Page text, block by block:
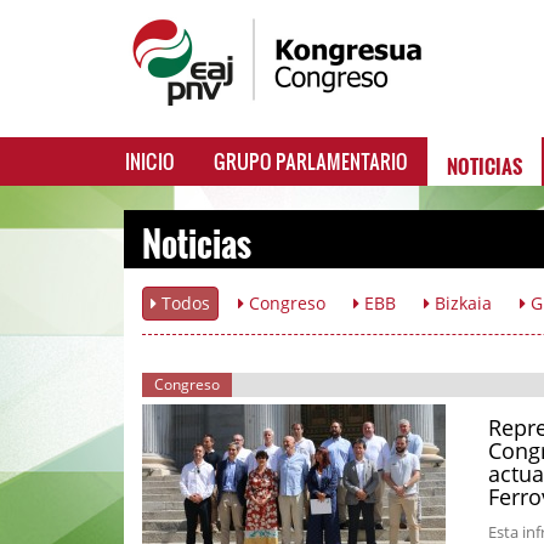
INICIO GRUPO PARLAMENTARIO NOTICIAS
Noticias
Todos Congreso EBB Bizkaia
Congreso
Esta